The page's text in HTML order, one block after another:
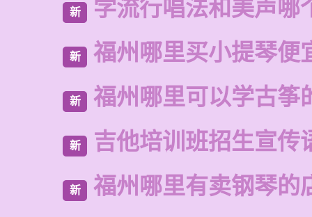
新 学流行唱法和美声哪
新 福州哪里买小提琴便
新 福州哪里可以学古筝
新 吉他培训班招生宣传
新 福州哪里有卖钢琴的